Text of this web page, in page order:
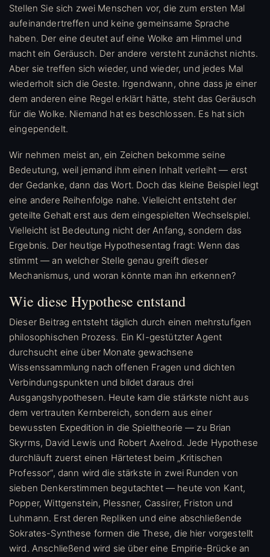
Stellen Sie sich zwei Menschen vor, die zum ersten Mal
aufeinandertreffen und keine gemeinsame Sprache
haben. Der eine deutet auf eine Wolke am Himmel und
macht ein Geräusch. Der andere versteht zunächst nichts.
Aber sie treffen sich wieder, und wieder, und jedes Mal
wiederholt sich die Geste. Irgendwann, ohne dass je einer
dem anderen eine Regel erklärt hätte, steht das Geräusch
für die Wolke. Niemand hat es beschlossen. Es hat sich
eingependelt.
Wir nehmen meist an, ein Zeichen bekomme seine
Bedeutung, weil jemand ihm einen Inhalt verleiht — erst
der Gedanke, dann das Wort. Doch das kleine Beispiel legt
eine andere Reihenfolge nahe. Vielleicht entsteht der
geteilte Gehalt erst aus dem eingespielten Wechselspiel.
Vielleicht ist Bedeutung nicht der Anfang, sondern das
Ergebnis. Der heutige Hypothesentag fragt: Wenn das
stimmt — an welcher Stelle genau greift dieser
Mechanismus, und woran könnte man ihn erkennen?
Wie diese Hypothese entstand
Dieser Beitrag entsteht täglich durch einen mehrstufigen
philosophischen Prozess. Ein KI-gestützter Agent
durchsucht eine über Monate gewachsene
Wissenssammlung nach offenen Fragen und dichten
Verbindungspunkten und bildet daraus drei
Ausgangshypothesen. Heute kam die stärkste nicht aus
dem vertrauten Kernbereich, sondern aus einer
bewussten Expedition in die Spieltheorie — zu Brian
Skyrms, David Lewis und Robert Axelrod. Jede Hypothese
durchläuft zuerst einen Härtetest beim „Kritischen
Professor“, dann wird die stärkste in zwei Runden von
sieben Denkerstimmen begutachtet — heute von Kant,
Popper, Wittgenstein, Plessner, Cassirer, Friston und
Luhmann. Erst deren Repliken und eine abschließende
Sokrates-Synthese formen die These, die hier vorgestellt
wird. Anschließend wird sie über eine Empirie-Brücke an